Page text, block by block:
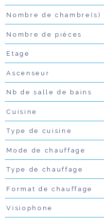
Nombre de chambre(s)
Nombre de pièces
Etage
Ascenseur
Nb de salle de bains
Cuisine
Type de cuisine
Mode de chauffage
Type de chauffage
Format de chauffage
Visiophone